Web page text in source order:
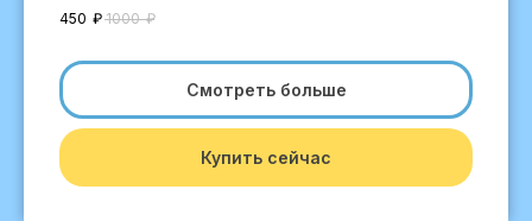
450 ₽ 1000 ₽
Смотреть больше
Купить сейчас